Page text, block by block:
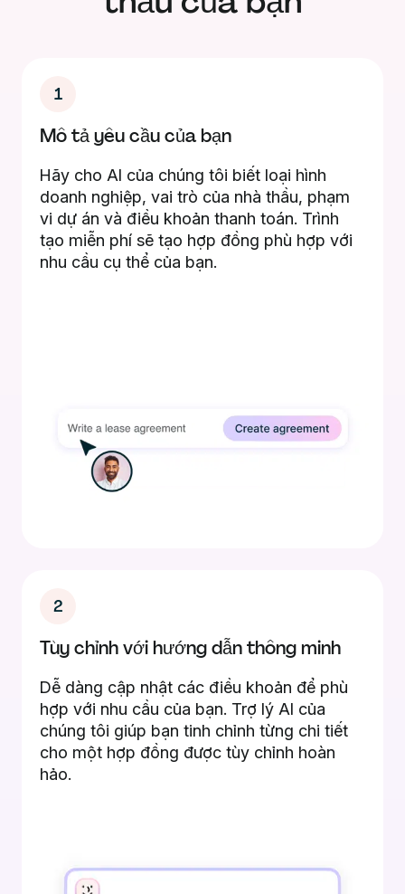
1
Mô tả yêu cầu của bạn
Hãy cho AI của chúng tôi biết loại hình
doanh nghiệp, vai trò của nhà thầu, phạm
vi dự án và điều khoản thanh toán. Trình
tạo miễn phí sẽ tạo hợp đồng phù hợp với
nhu cầu cụ thể của bạn.
2
Tùy chỉnh với hướng dẫn thông minh
Dễ dàng cập nhật các điều khoản để phù
hợp với nhu cầu của bạn. Trợ lý AI của
chúng tôi giúp bạn tinh chỉnh từng chi tiết
cho một hợp đồng được tùy chỉnh hoàn
hảo.